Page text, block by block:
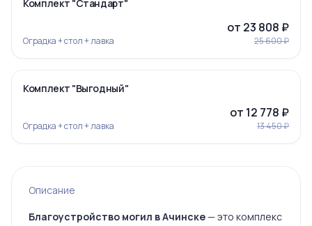
Ограда 19
Комплект "Стандарт"
Оградка + стол + лавка
от 23 808 ₽
25 600 ₽
-5%
Комплект "Выгодный"
Оградка + стол + лавка
от 12 778 ₽
13 450 ₽
Описание
Благоустройство могил в Ачинске— это комплекс